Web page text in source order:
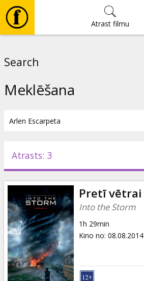
Atrast filmu
Pasākumi
Ziņas
Dāvanu
kartes
Uzkodas
Search
Meklēšana
Atrasts: 3
Pretī vētrai
Into the Storm
1h 29min
Kino no: 08.08.2014